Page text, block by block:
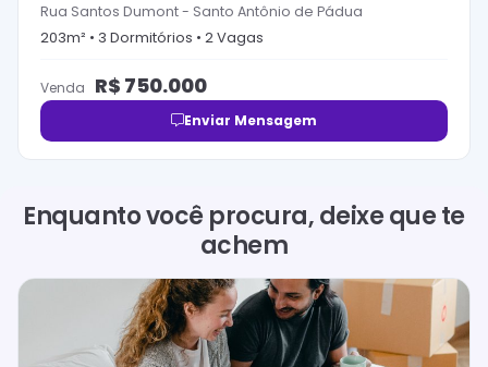
Rua Santos Dumont- Santo Antônio de Pádua
203m² • 3 Dormitórios • 2Vagas
Venda R$ 750.000
Enviar Mensagem
Enquanto você procura, deixe que te
achem